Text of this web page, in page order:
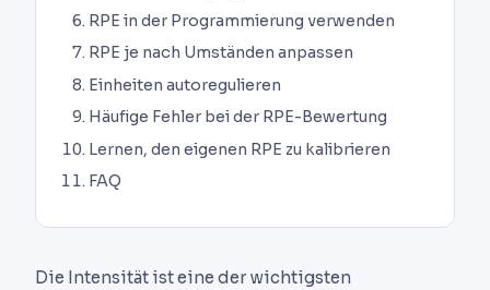
RPE in der Programmierung verwenden
RPE je nach Umständen anpassen
Einheiten autoregulieren
Häufige Fehler bei der RPE-Bewertung
Lernen, den eigenen RPE zu kalibrieren
FAQ
Die Intensität ist eine der wichtigsten